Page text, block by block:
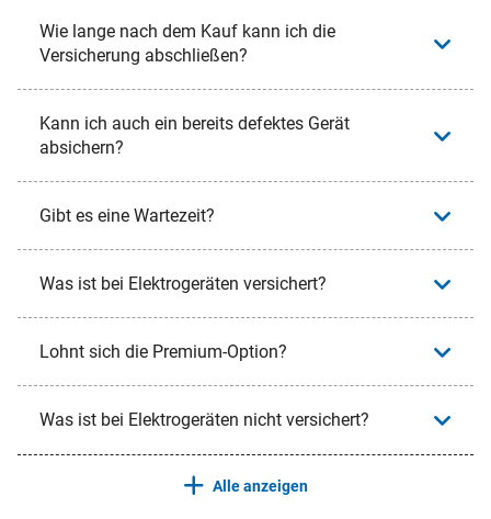
Wie lange nach dem Kauf kann ich die
Versicherung abschließen?
Kann ich auch ein bereits defektes Gerät
absichern?
Gibt es eine Wartezeit?
Was ist bei Elektrogeräten versichert?
Lohnt sich die Premium-Option?
Was ist bei Elektrogeräten nicht versichert?
Alle anzeigen